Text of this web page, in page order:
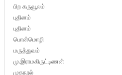
பிற கருவூலம்
புதினம்
புதினம்
பொன்மொழி
மருத்துவம்
மு.இராமகிருட்டிணன்
முகநூல்